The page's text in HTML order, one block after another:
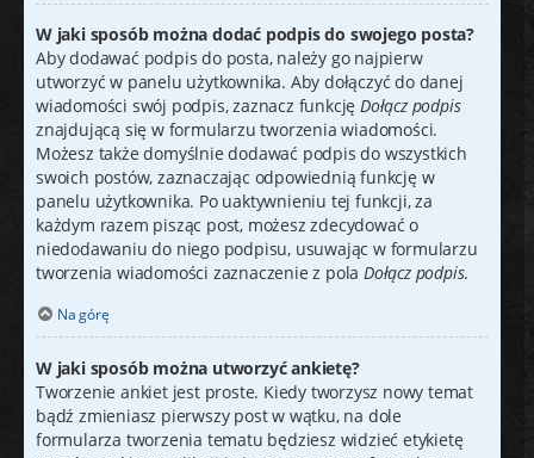
W jaki sposób można dodać podpis do swojego posta?
Aby dodawać podpis do posta, należy go najpierw
utworzyć w panelu użytkownika. Aby dołączyć do danej
wiadomości swój podpis, zaznacz funkcjęDołącz podpis
znajdującą się w formularzu tworzenia wiadomości.
Możesz także domyślnie dodawać podpis do wszystkich
swoich postów, zaznaczając odpowiednią funkcję w
panelu użytkownika. Po uaktywnieniu tej funkcji, za
każdym razem pisząc post, możesz zdecydować o
niedodawaniu do niego podpisu, usuwając w formularzu
tworzenia wiadomości zaznaczenie z polaDołącz podpis.
Na górę
W jaki sposób można utworzyć ankietę?
Tworzenie ankiet jest proste. Kiedy tworzysz nowy temat
bądź zmieniasz pierwszy post w wątku, na dole
formularza tworzenia tematu będziesz widzieć etykietę